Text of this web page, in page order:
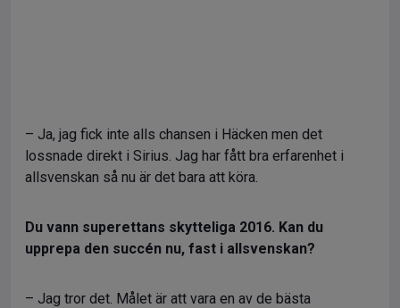
– Ja, jag fick inte alls chansen i Häcken men det
lossnade direkt i Sirius. Jag har fått bra erfarenhet i
allsvenskan så nu är det bara att köra.
Du vann superettans skytteliga 2016. Kan du
upprepa den succén nu, fast i allsvenskan?
– Jag tror det. Målet är att vara en av de bästa